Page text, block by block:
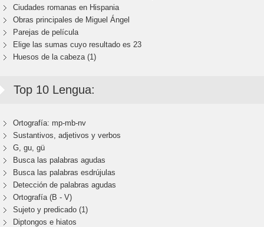
Ciudades romanas en Hispania
Obras principales de Miguel Ángel
Parejas de película
Elige las sumas cuyo resultado es 23
Huesos de la cabeza (1)
Top 10 Lengua:
Ortografía: mp-mb-nv
Sustantivos, adjetivos y verbos
G, gu, gü
Busca las palabras agudas
Busca las palabras esdrújulas
Detección de palabras agudas
Ortografía (B - V)
Sujeto y predicado (1)
Diptongos e hiatos